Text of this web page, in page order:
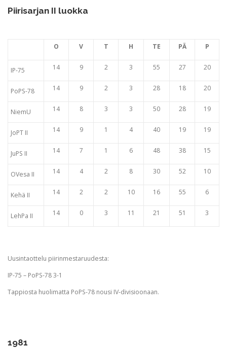
Piirisarjan II luokka
O V T H TE PÄ P
IP-75 14 9 2 3 55 27 20
PoPS-78 14 9 2 3 28 18 20
NiemU 14 8 3 3 50 28 19
JoPT II 14 9 1 4 40 19 19
JuPS II 14 7 1 6 48 38 15
OVesa II 14 4 2 8 30 52 10
Kehä II 14 2 2 10 16 55 6
LehPa II 14 0 3 11 21 51 3
Uusintaottelu piirinmestaruudesta:
IP-75 – PoPS-78 3-1
Tappiosta huolimatta PoPS-78 nousi IV-divisioonaan.
1981